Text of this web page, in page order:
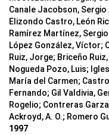
Canale Jacobson,
Elizondo Castro, León
Ramírez Martínez,
López González, Víctor;
Ruiz, Jorge; Briceño
Nogueda Pozo, Luis;
María del Carmen;
Fernando; Gil Valdivia,
Rogelio; Contreras
Ackroyd, A. O.; Romero
1997